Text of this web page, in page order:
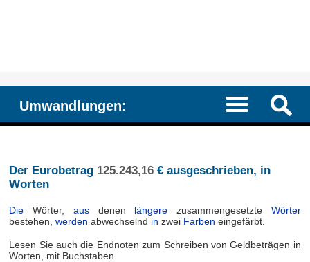
Umwandlungen:
Der Eurobetrag 125.243,16€ ausgeschrieben, in
Worten
Die Wörter, ausdenen längere zusammengesetzte Wörter
bestehen,werden abwechselnd in zwei Farben eingefärbt.
Lesen Sie auch die Endnoten zum Schreiben von Geldbeträgen in
Worten, mit Buchstaben.